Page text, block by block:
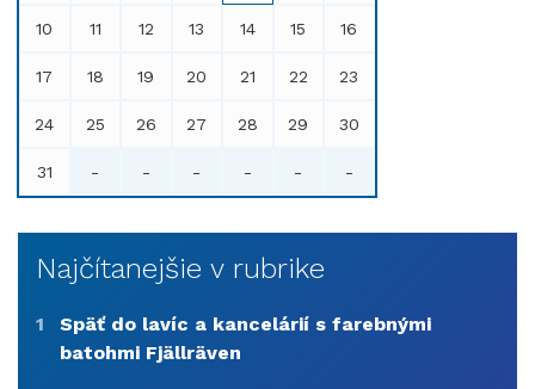
10 11 12 13 14 15 16
17 18 19 20 21 22 23
24 25 26 27 28 29 30
31 - - - - - -
Najčítanejšie v rubrike
1
Späť do lavíc a kancelárií s farebnými
batohmi Fjällräven